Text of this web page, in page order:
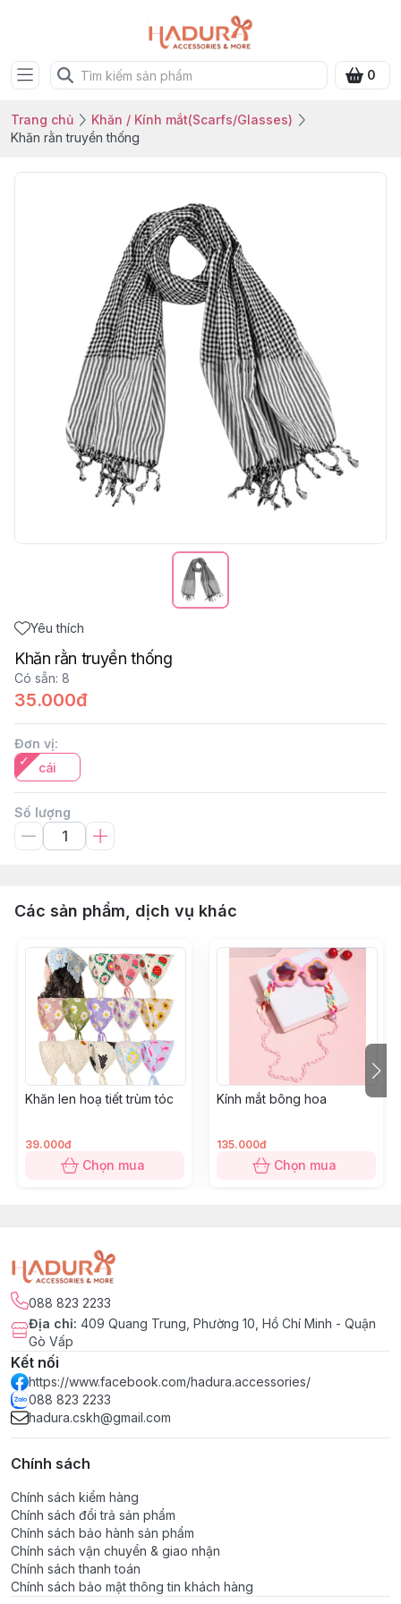
0
Trang chủ
Khăn / Kính mắt(Scarfs/Glasses)
Khăn rằn truyền thống
Yêu thích
Khăn rằn truyền thống
Có sẵn: 8
35.000đ
Đơn vị:
cái
Số lượng
Các sản phẩm, dịch vụ khác
Khăn len hoạ tiết trùm tóc
39.000đ
Chọn mua
Kính mắt bông hoa
135.000đ
Chọn mua
088 823 2233
Địa chỉ: 409 Quang Trung, Phường 10, Hồ Chí Minh - Quận
Gò Vấp
Kết nối
https://www.facebook.com/hadura.accessories/
088 823 2233
hadura.cskh@gmail.com
Chính sách
Chính sách kiểm hàng
Chính sách đổi trả sản phẩm
Chính sách bảo hành sản phẩm
Chính sách vận chuyển & giao nhận
Chính sách thanh toán
Chính sách bảo mật thông tin khách hàng